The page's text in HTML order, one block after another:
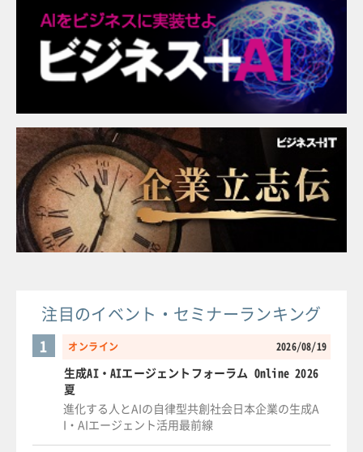
注目のイベント・セミナーランキング
オンライン 2026/08/19
1
生成AI・AIエージェントフォーラム Online 2026
夏
進化する人とAIの自律型共創社会日本企業の生成A
I・AIエージェント活用最前線